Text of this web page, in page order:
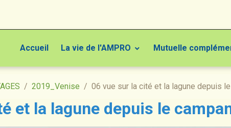
Accueil La vie de l'AMPRO Mutuelle
2019_Venise 06 vue sur la cité et la lagune depuis
et la lagune depuis le